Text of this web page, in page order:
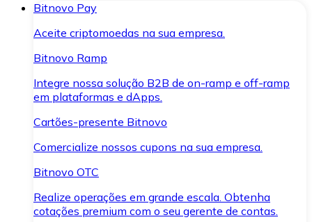
Bitnovo Pay
Aceite criptomoedas na sua empresa.
Bitnovo Ramp
Integre nossa solução B2B de on-ramp e off-ramp
em plataformas e dApps.
Cartões-presente Bitnovo
Comercialize nossos cupons na sua empresa.
Bitnovo OTC
Realize operações em grande escala. Obtenha
cotações premium com o seu gerente de contas.